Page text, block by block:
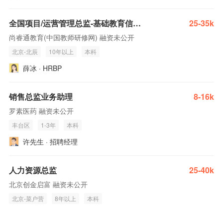
全国项目/运营管理总监-基础教育信息化AI产品-Base北京总部 25-35k
尚睿通教育(中国教师研修网) 融资未公开
北京-北辰 10年以上 本科
薛冰 · HRBP
销售总监业务助理 8-16k
罗素医药 融资未公开
丰台区 1-3年 本科
许先生 · 招聘经理
人力资源总监 25-40k
北京创金启富 融资未公开
北京-菜户营 8年以上 本科